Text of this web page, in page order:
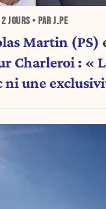
2 JOURS• PAR J.PE
Martin (PS)
Charleroi : «
ni une